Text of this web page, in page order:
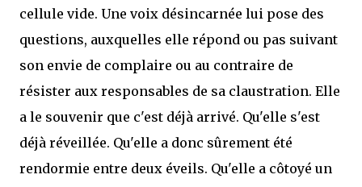
cellule vide. Une voix désincarnée lui pose des
questions, auxquelles elle répond ou pas suivant
son envie de complaire ou au contraire de
résister aux responsables de sa claustration. Elle
a le souvenir que c'est déjà arrivé. Qu'elle s'est
déjà réveillée. Qu'elle a donc sûrement été
rendormie entre deux éveils. Qu'elle a côtoyé un